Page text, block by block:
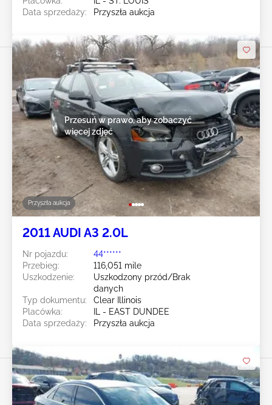
Data sprzedaży:
Przyszła aukcja
Przyszła aukcja
Przesuń w prawo, aby zobaczyć
więcej zdjęć
2011 AUDI A3 2.0L
Nr pojazdu:
44******
Przebieg:
116,051 mile
Uszkodzenie:
Uszkodzony przód/Brak
danych
Typ dokumentu:
Clear Illinois
Placówka:
IL - EAST DUNDEE
Data sprzedaży:
Przyszła aukcja